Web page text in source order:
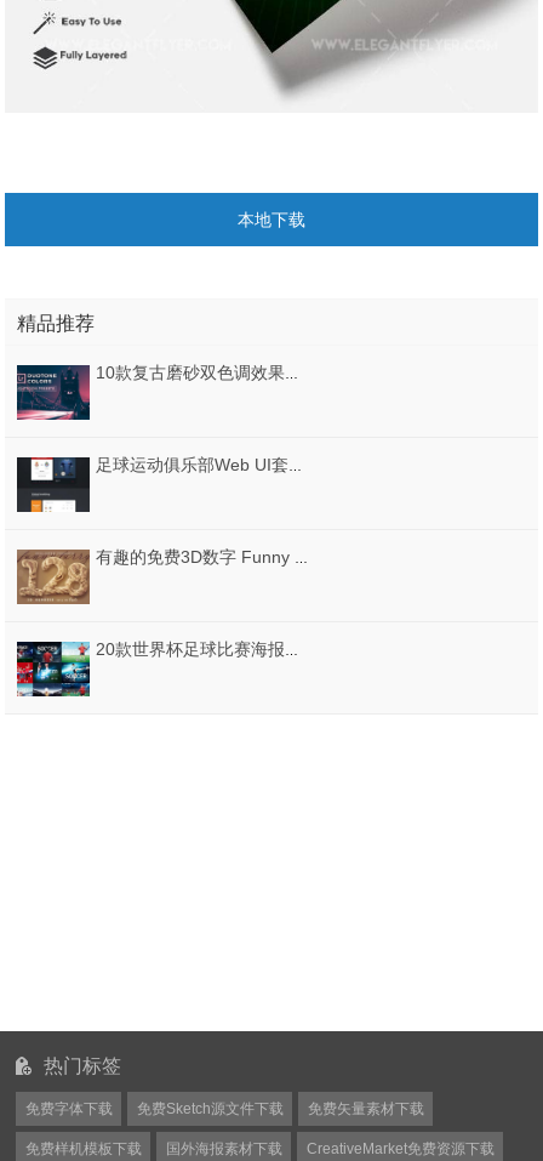
本地下载
精品推荐
热门标签
免费字体下载 免费Sketch源文件下载 免费矢量素材下载
免费样机模板下载 国外海报素材下载 CreativeMarket免费资源下载